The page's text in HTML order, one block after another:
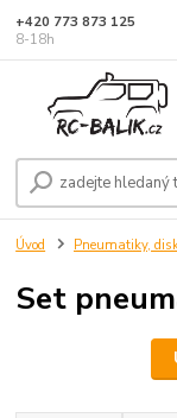
+420 773 873 125
8-18h
Úvod Pneumatiky,
Set